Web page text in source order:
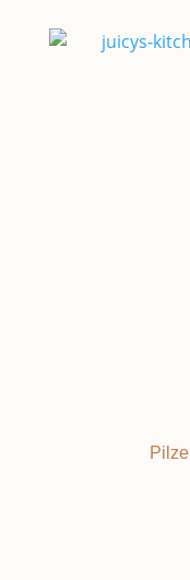
Pilze